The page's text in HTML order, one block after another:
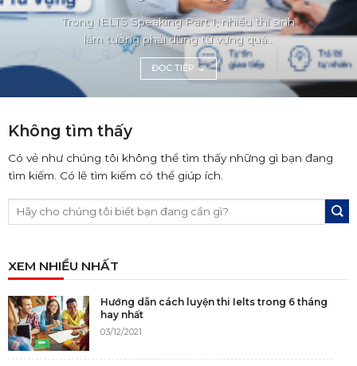
Trong IELTS Speaking Part 1, nhiều thí sinh
lầm tưởng phải dùng từ vựng quá...
ĐỌC TIẾP →
Không tìm thấy
Có vẻ như chúng tôi không thể tìm thấy những gì bạn đang
tìm kiếm. Có lẽ tìm kiếm có thể giúp ích.
XEM NHIỀU NHẤT
Hướng dẫn cách luyện thi Ielts trong 6 tháng
hay nhất
03/12/2021